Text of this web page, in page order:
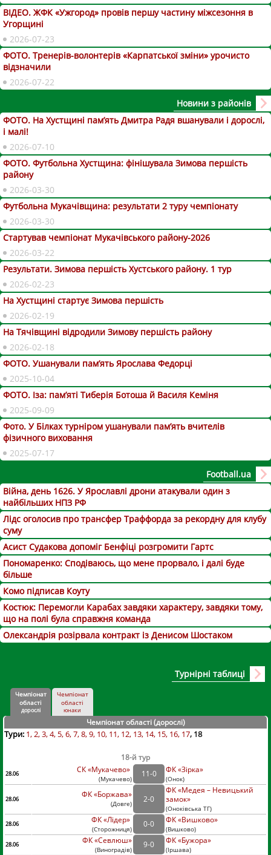
ВІДЕО. ЖФК «Ужгород» провів першу частину міжсезоння в
Угорщині
2026-07-23
ФОТО. Тренерів-волонтерів «Карпатської зміни» урочисто
відзначили
2026-07-22
Новини з районів
ФОТО. На Хустщині пам’ять Дмитра Радя вшанували і дорослі,
і малі!
2026-07-10
ФОТО. Футбольна Хустщина: фінішувала Зимова першість
району
2026-03-30
Футбольна Мукачівщина: результати 2 туру чемпіонату
2026-03-30
Стартував чемпіонат Мукачівського району-2026
2026-03-22
Результати. Зимова першість Хустського району. 1 тур
2026-02-23
На Хустщині стартує Зимова першість
2026-02-19
На Тячівщині відродили Зимову першість району
2026-02-18
ФОТО. Ушанували пам’ять Ярослава Федорці
2025-10-04
ФОТО. Іза: пам’яті Тиберія Ботоша й Василя Кеміня
2025-09-09
Фото. У Білках турніром ушанували пам’ять вчителів
фізичного виховання
2025-07-17
Football.ua
Війна, день 1626. У Ярославлі дрони атакували один з
найбільших НПЗ РФ
Лідс оголосив про трансфер Траффорда за рекордну для клубу
суму
Асист Судакова допоміг Бенфіці розгромити Гартс
Пономаренко: Сподіваюсь, що мене прорвало, і далі буде
більше
Комо підписав Коуту
Костюк: Перемогли Карабах завдяки характеру, завдяки тому,
що на полі була справжня команда
Олександрія розірвала контракт із Денисом Шостаком
Турнірні таблиці
Чемпіонат
області
дорослі
Чемпіонат
області
юнаки
Чемпіонат області (дорослі)
Тури: 1 2 3 4 5 6 7 8 9 10 11 12 13 14 15 16 17 18
18-й тур
28.06 СК «Мукачево»
(Мукачево)
11-0 ФК «Зірка»
(Онок)
28.06
ФК «Боржава»
(Довге)
2-0
ФК «Медея – Невицький
замок»
(Оноківська ТГ)
28.06
ФК «Лідер»
(Сторожниця)
0-0 ФК «Вишково»
(Вишково)
28.06
ФК «Севлюш»
(Виноградів)
9-0 ФК «Бужора»
(Іршава)